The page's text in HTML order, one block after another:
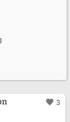
favorite 3